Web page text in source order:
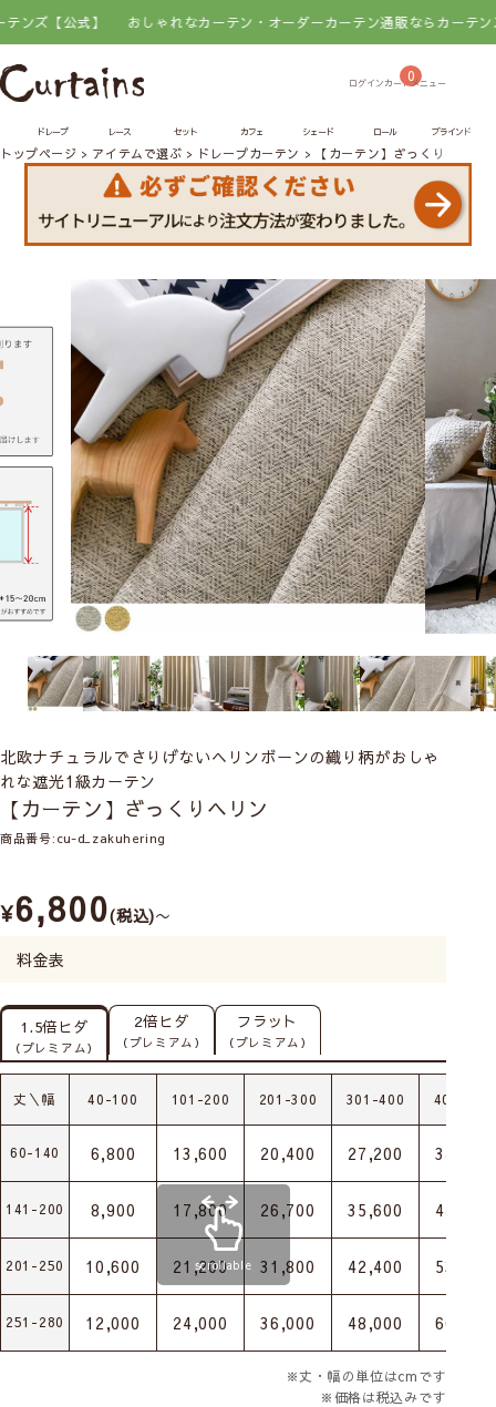
式】 おしゃれなカーテン・オーダーカーテン通販ならカーテンズ【公式】
0
ドレープ レース セット カフェ シェード ロール ブラインド
トップページ アイテムで選ぶ ドレープカーテン 【カーテン】ざっくりヘリン
北欧ナチュラルでさりげないヘリンボーンの織り柄がおしゃ
れな遮光1級カーテン
【カーテン】ざっくりヘリン
商品番号 cu-d_zakuhering
¥6,800 税込 〜
料金表
1.5倍ヒダ
（プレミアム）
2倍ヒダ
（プレミアム）
フラット
（プレミアム）
丈＼幅 40-100 101-200 201-300 301-400 401-500
60-140 6,800 13,600 20,400 27,200 34,000
141-200 8,900 17,800 26,700 35,600 44,500
201-250 10,600 21,200 31,800 42,400 53,000
251-280 12,000 24,000 36,000 48,000 60,000
scrollable
※丈・幅の単位はcmです
※価格は税込みです